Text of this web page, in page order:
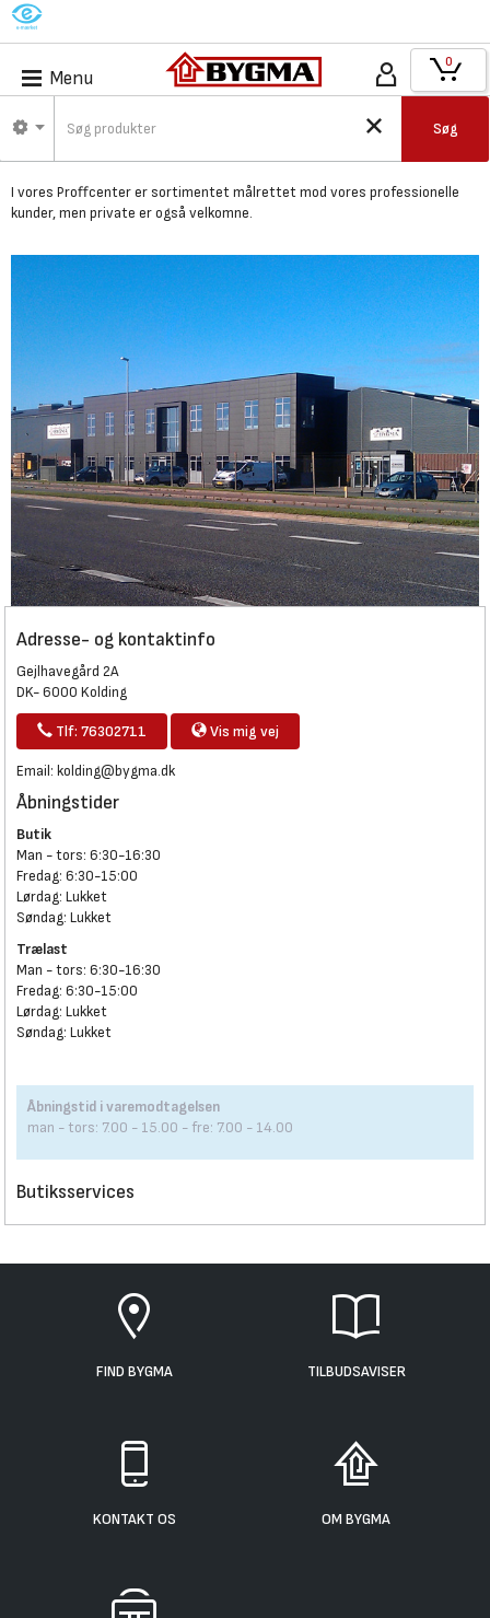
M
Menu
Søg
0
Bygma Kolding -
Proffcenter
I vores Proffcenter er sortimentet målrettet mod vores professionelle
kunder,men private er også velkomne.
Adresse- og kontaktinfo
Gejlhavegård 2A
DK- 6000 Kolding
Tlf: 76302711 Vis mig vej
Email: kolding@bygma.dk
Åbningstider
Butik
Man - tors: 6:30-16:30
Fredag: 6:30-15:00
Lørdag: Lukket
Søndag: Lukket
Trælast
Man - tors: 6:30-16:30
Fredag: 6:30-15:00
Lørdag: Lukket
Søndag: Lukket
Åbningstid i varemodtagelsen
man - tors: 7.00 - 15.00 - fre: 7.00 - 14.00
Butiksservices
FIND BYGMA TILBUDSAVISER
KONTAKT OS OM BYGMA